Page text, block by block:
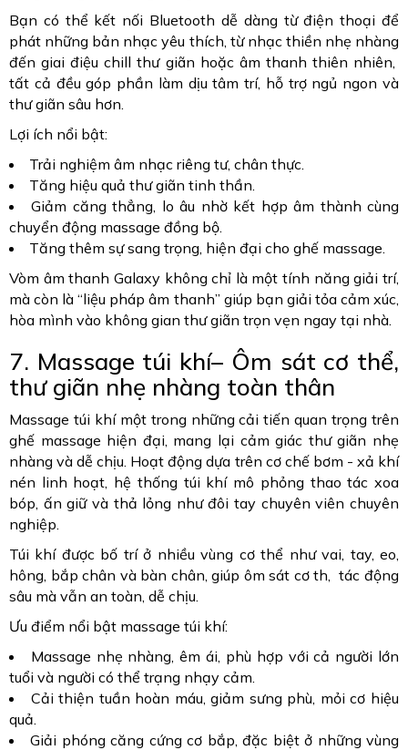
Bạn có thể kết nối Bluetooth dễ dàng từ điện thoại để
phát những bản nhạc yêu thích, từ nhạc thiền nhẹ nhàng
đến giai điệu chill thư giãn hoặc âm thanh thiên nhiên,
tất cả đều góp phần làm dịu tâm trí, hỗ trợ ngủ ngon và
thư giãn sâu hơn.
Lợi ích nổi bật:
Trải nghiệm âm nhạc riêng tư, chân thực.
Tăng hiệu quả thư giãn tinh thần.
Giảm căng thẳng, lo âu nhờ kết hợp âm thành cùng
chuyển động massage đồng bộ.
Tăng thêm sự sang trọng, hiện đại cho ghế massage.
Vòm âm thanh Galaxy không chỉ là một tính năng giải trí,
mà còn là “liệu pháp âm thanh” giúp bạn giải tỏa cảm xúc,
hòa mình vào không gian thư giãn trọn vẹn ngay tại nhà.
7. Massage túi khí– Ôm sát cơ thể,
thư giãn nhẹ nhàng toàn thân
Massage túi khí một trong những cải tiến quan trọng trên
ghế massage hiện đại, mang lại cảm giác thư giãn nhẹ
nhàng và dễ chịu. Hoạt động dựa trên cơ chế bơm - xả khí
nén linh hoạt, hệ thống túi khí mô phỏng thao tác xoa
bóp, ấn giữ và thả lỏng như đôi tay chuyên viên chuyên
nghiệp.
Túi khí được bố trí ở nhiều vùng cơ thể như vai, tay, eo,
hông, bắp chân và bàn chân, giúp ôm sát cơ th, tác động
sâu mà vẫn an toàn, dễ chịu.
Ưu điểm nổi bật massage túi khí:
Massage nhẹ nhàng, êm ái, phù hợp với cả người lớn
tuổi và người có thể trạng nhạy cảm.
Cải thiện tuần hoàn máu, giảm sưng phù, mỏi cơ hiệu
quả.
Giải phóng căng cứng cơ bắp, đặc biệt ở những vùng